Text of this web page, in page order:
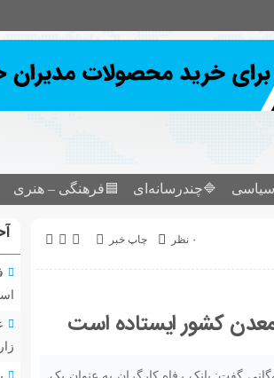
🔷چندرسانه‌ای 🟦فرهنگی – هنری
چاپ خبر ۰ نظر
کشور ایستاده است
گفت: بانک رفاه کارگران به عنوان یک